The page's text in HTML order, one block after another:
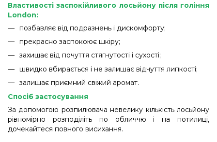
Властивості заспокійливого лосьйону після гоління
London:
позбавляє від подразнень і дискомфорту;
прекрасно заспокоює шкіру;
захищає від почуття стягнутості і сухості;
швидко вбирається і не залишає відчуття липкості;
залишає приємний свіжий аромат.
Спосіб застосування
За допомогою розпилювача невелику кількість лосьйону
рівномірно розподіліть по обличчю і на потилиці,
дочекайтеся повного висихання.